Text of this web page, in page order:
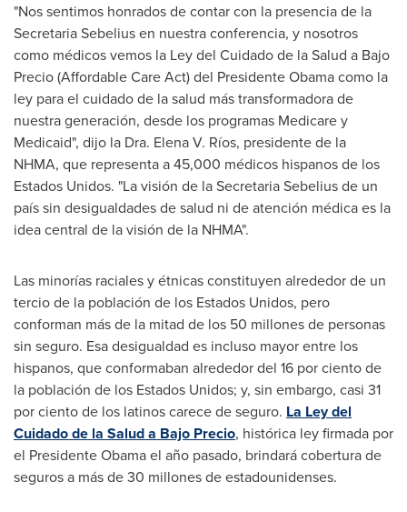
"Nos sentimos honrados de contar con la presencia de la
Secretaria Sebelius en nuestra conferencia, y nosotros
como médicos vemos la Ley del Cuidado de la Salud a Bajo
Precio (Affordable Care Act)del Presidente Obamacomo la
ley para el cuidado de la salud más transformadora de
nuestra generación, desde los programas Medicare y
Medicaid", dijo la Dra. Elena V. Ríos, presidente de la
NHMA, que representa a 45,000 médicos hispanos de los
Estados Unidos. "La visión de la Secretaria Sebelius de un
país sin desigualdades de salud ni de atención médica es la
idea central de la visión de la NHMA".
Las minorías raciales y étnicas constituyen alrededor de un
tercio de la población de los Estados Unidos, pero
conforman más de la mitad de los 50 millones de personas
sin seguro. Esa desigualdad es incluso mayor entre los
hispanos, que conformaban alrededor del 16 por ciento de
la población de los Estados Unidos; y, sin embargo, casi 31
por ciento de los latinos carece de seguro. La Ley del
Cuidado de la Salud a Bajo Precio, histórica ley firmada por
el Presidente Obama el año pasado, brindará cobertura de
seguros a más de 30 millones de estadounidenses.